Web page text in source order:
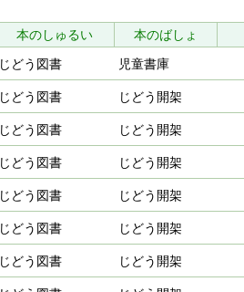
本のしゅるい 本のばしょ
じどう図書 児童書庫
じどう図書 じどう開架
じどう図書 じどう開架
じどう図書 じどう開架
じどう図書 じどう開架
じどう図書 じどう開架
じどう図書 じどう開架